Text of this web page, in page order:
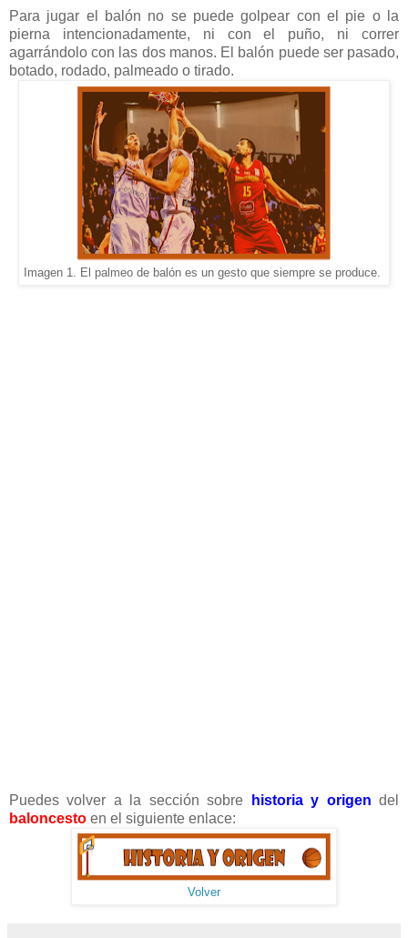
Para jugar el balón no se puede golpear con el pie o la
pierna intencionadamente, ni con el puño, ni correr
agarrándolo con las dos manos. El balón puede ser pasado,
botado, rodado, palmeado o tirado.
Imagen 1. El palmeo de balón es un gesto que siempre se produce.
Puedes volver a la sección sobre historia y origen del
baloncesto en el siguiente enlace:
Volver